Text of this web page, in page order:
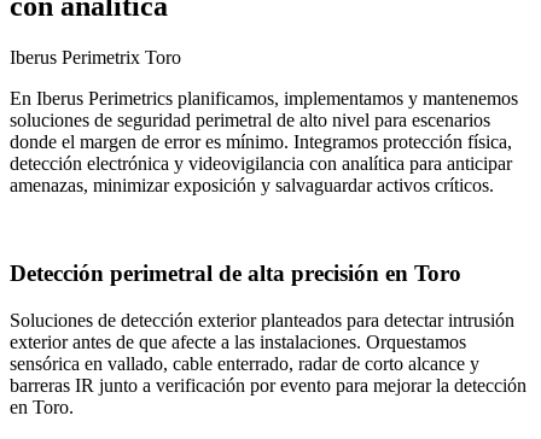
con analítica
Iberus Perimetrix Toro
En Iberus Perimetrics planificamos, implementamos y mantenemos
soluciones de seguridad perimetral de alto nivel para escenarios
donde el margen de error es mínimo. Integramos protección física,
detección electrónica y videovigilancia con analítica para anticipar
amenazas, minimizar exposición y salvaguardar activos críticos.
Detección perimetral de alta precisión en Toro
Soluciones de detección exterior planteados para detectar intrusión
exterior antes de que afecte a las instalaciones. Orquestamos
sensórica en vallado, cable enterrado, radar de corto alcance y
barreras IR junto a verificación por evento para mejorar la detección
en Toro.